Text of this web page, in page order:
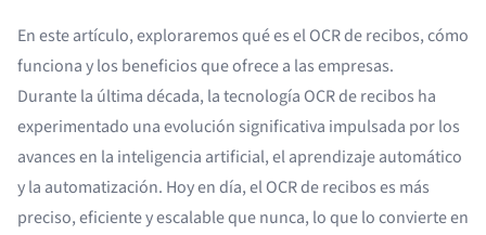
En este artículo, exploraremos qué es el OCR de recibos, cómo
funciona y los beneficios que ofrece a las empresas.
Durante la última década, la tecnología OCR de recibos ha
experimentado una evolución significativa impulsada por los
avances en la inteligencia artificial, el aprendizaje automático
y la automatización. Hoy en día, el OCR de recibos es más
preciso, eficiente y escalable que nunca, lo que lo convierte en